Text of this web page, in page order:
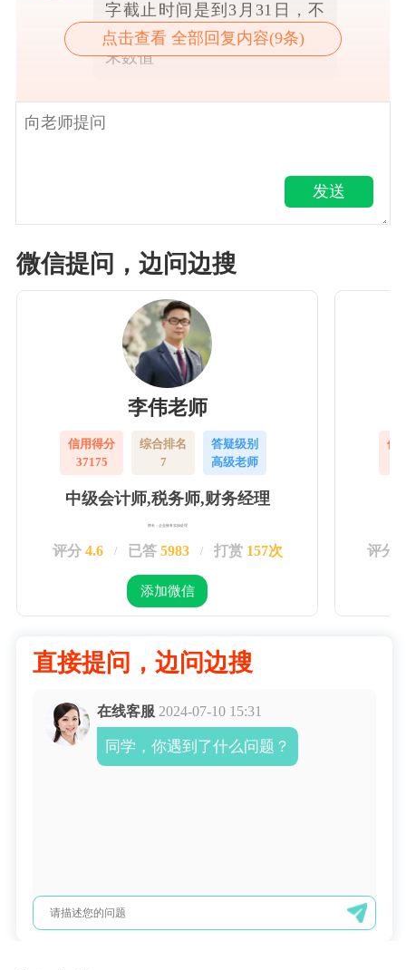
字截止时间是到3月31日，不
是实时更新的数据，是一个期
末数值
点击查看 全部回复内容(9条)
发送
微信提问，边问边搜
李伟老师
信用得分
37175
综合排名
7
答疑级别
高级老师
中级会计师,税务师,财务经理
擅长：企业账务实操处理
评分 4.6 / 已答 5983 / 打赏 157次
添加微信
信
评分
直接提问，边问边搜
在线客服 2024-07-10 15:31
同学，你遇到了什么问题？